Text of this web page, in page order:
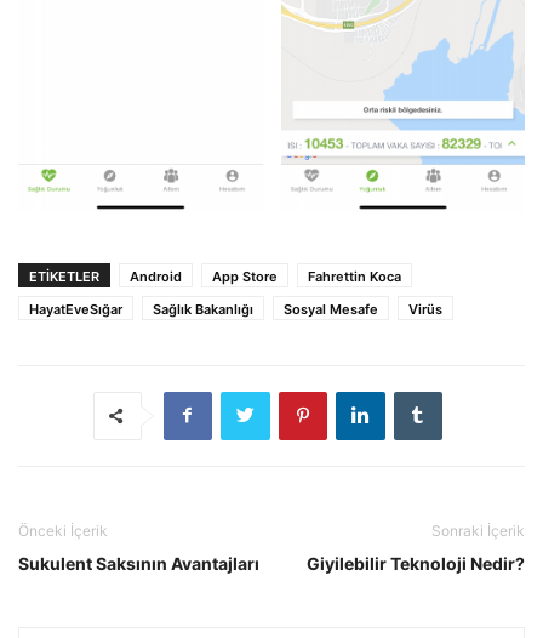
ETIKETLER Android App Store
Fahrettin Koca
HayatEveSığar
Sağlık Bakanlığı Sosyal Mesafe Virüs
Önceki İçerik
Sukulent Saksının Avantajları
Sonraki İçerik
Giyilebilir Teknoloji Nedir?